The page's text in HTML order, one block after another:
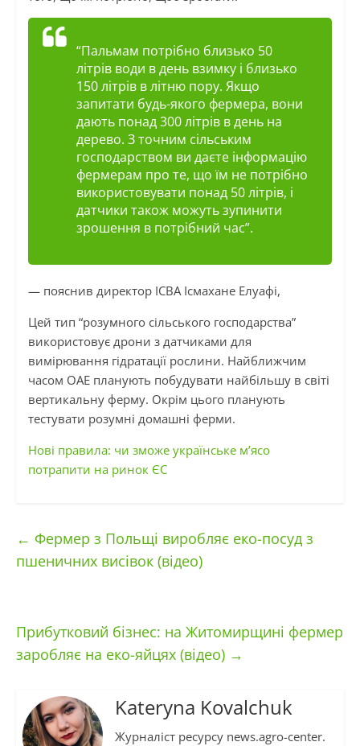
“Пальмам потрібно близько 50
літрів води в день взимку і близько
150 літрів в літню пору. Якщо
запитати будь-якого фермера, вони
дають понад 300 літрів в день на
дерево. З точним сільським
господарством ви даєте інформацію
фермерам про те, що їм не потрібно
використовувати понад 50 літрів, і
датчики також можуть зупинити
зрошення в потрібний час”.
— пояснив директор ICBA Ісмахане Елуафі,
Цей тип “розумного сільського господарства”
використовує дрони з датчиками для
вимірювання гідратації рослини. Найближчим
часом ОАЕ планують побудувати найбільшу в світі
вертикальну ферму. Окрім цього планують
тестувати розумні домашні ферми.
Нові правила: чи зможе українське м’ясо
потрапити на ринок ЄС
← Фермер з Польщі виробляє еко-посуд з
пшеничних висівок (відео)
Прибутковий бізнес: на Житомирщині фермер
заробляє на еко-яйцях (відео) →
Kateryna Kovalchuk
Журналіст ресурсу news.agro-center.